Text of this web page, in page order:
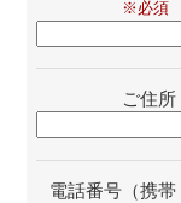
ご住所
電話番号（携帯